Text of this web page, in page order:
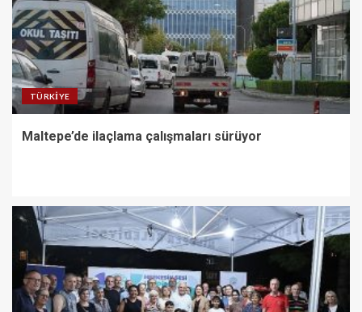
TÜRKIYE
Maltepe’de ilaçlama çalışmaları sürüyor